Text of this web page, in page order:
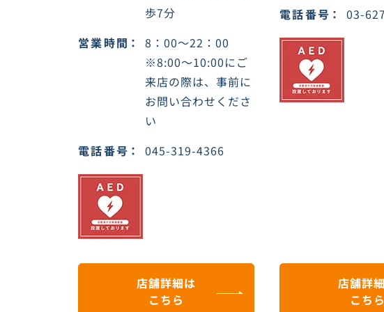
歩7分
営業時間
8：00～22：00
※8:00〜10:00にご
来店の際は、事前に
お問い合わせくださ
い
電話番号
045-319-4366
店舗詳細は
こちら
電話番号
03-
店舗詳
こちら